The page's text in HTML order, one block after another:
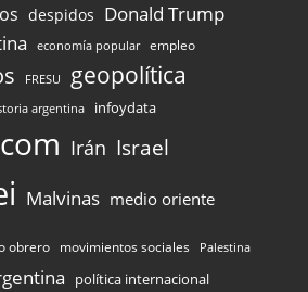
despidos Donald Trump
economía popular empleo
FRESU geopolítica
argentina infoydata
Irán Israel
Malvinas medio oriente
obrero movimientos sociales Palestina
política internacional